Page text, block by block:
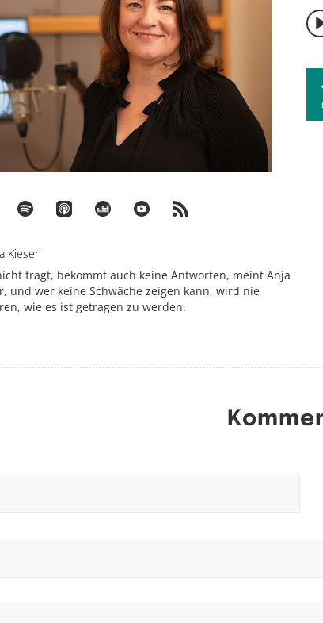
Kieser
fragt, bekommt auch keine Antworten, meint Anja
und wer keine Schwäche zeigen kann, wird nie
wie es ist getragen zu werden.